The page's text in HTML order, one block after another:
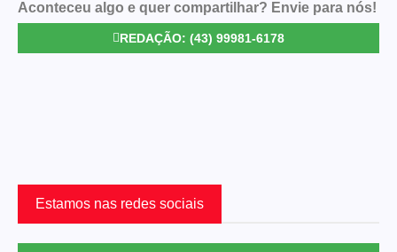
Aconteceu algo e quer compartilhar? Envie para nós!
REDAÇÃO: (43) 99981-6178
Estamos nas redes sociais